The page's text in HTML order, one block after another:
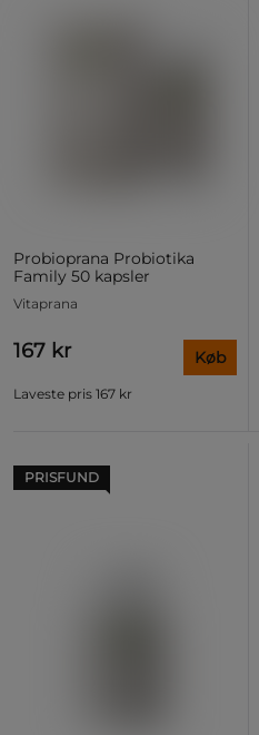
Probioprana Probiotika
Family 50 kapsler
Vitaprana
167 kr
Laveste pris 167 kr
Køb
PRISFUND